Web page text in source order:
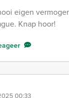
eigen
Knap hoor!
00:33